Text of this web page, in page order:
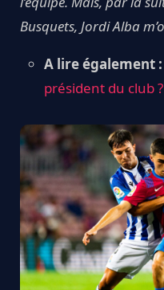
Busquets, Jordi Alba
A lire également :
président du club